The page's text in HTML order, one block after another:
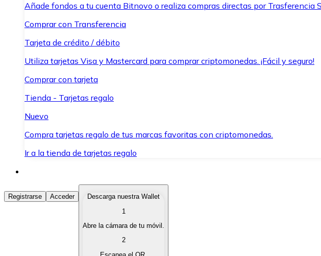
Añade fondos a tu cuenta Bitnovo o realiza compras directas por Trasferencia
Comprar con Transferencia
Tarjeta de crédito / débito
Utiliza tarjetas Visa y Mastercard para comprar criptomonedas. ¡Fácil y seguro!
Comprar con tarjeta
Tienda - Tarjetas regalo
Nuevo
Compra tarjetas regalo de tus marcas favoritas con criptomonedas.
Ir a la tienda de tarjetas regalo
Comprar Criptomonedas
Compra criptomonedas con diferentes métodos de pago.
Vende tus criptomonedas de forma rápida y segura.
Registrarse Acceder
Descarga nuestra Wallet
1
Abre la cámara de tu móvil.
2